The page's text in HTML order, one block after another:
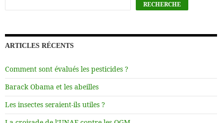
RECHERCHE
ARTICLES RÉCENTS
Comment sont évalués les pesticides ?
Barack Obama et les abeilles
Les insectes seraient-ils utiles ?